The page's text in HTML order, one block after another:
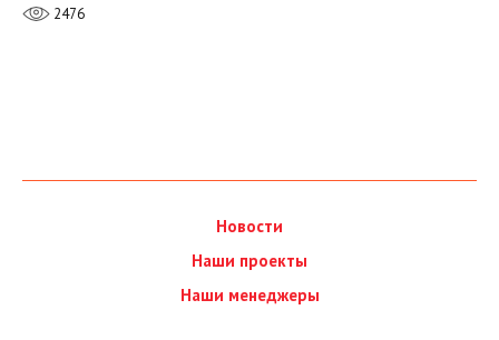
2476
Новости
Наши проекты
Наши менеджеры